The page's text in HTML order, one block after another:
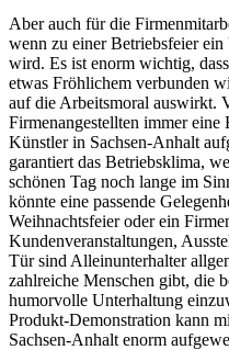
Aber auch für die
wenn zu einer Betriebsfeier
wird. Es ist enorm wichtig,
etwas Fröhlichem verbunden
auf die Arbeitsmoral auswirkt.
Firmenangestellten immer
Künstler in Sachsen-Anhalt
garantiert das Betriebsklima,
schönen Tag noch lange im
könnte eine passende
Weihnachtsfeier oder ein
Kundenveranstaltungen,
Tür sind Alleinunterhalter
zahlreiche Menschen gibt, die
humorvolle Unterhaltung
Produkt-Demonstration kann
Sachsen-Anhalt enorm